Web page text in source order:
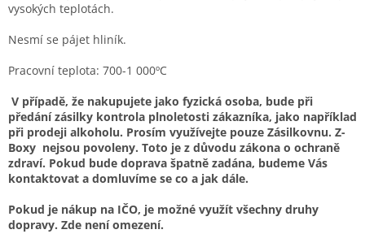
vysokých teplotách.
Nesmí se pájet hliník.
Pracovní teplota: 700-1 000ºC
V případě, že nakupujete jako fyzická osoba, bude při
předání zásilky kontrola plnoletosti zákazníka, jako například
při prodeji alkoholu. Prosím využívejte pouze Zásilkovnu. Z-
Boxy nejsou povoleny. Toto je z důvodu zákona o ochraně
zdraví. Pokud bude doprava špatně zadána, budeme Vás
kontaktovat a domluvíme se co a jak dále.
Pokud je nákup na IČO, je možné využít všechny druhy
dopravy. Zde není omezení.